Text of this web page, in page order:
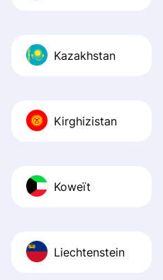
Kazakhstan
Kirghizistan
Koweït
Liechtenstein